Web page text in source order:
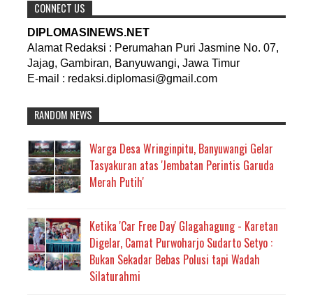
CONNECT US
DIPLOMASINEWS.NET
Alamat Redaksi : Perumahan Puri Jasmine No. 07,
Jajag, Gambiran, Banyuwangi, Jawa Timur
E-mail : redaksi.diplomasi@gmail.com
RANDOM NEWS
Warga Desa Wringinpitu, Banyuwangi Gelar
Tasyakuran atas 'Jembatan Perintis Garuda
Merah Putih'
Ketika 'Car Free Day' Glagahagung - Karetan
Digelar, Camat Purwoharjo Sudarto Setyo :
Bukan Sekadar Bebas Polusi tapi Wadah
Silaturahmi